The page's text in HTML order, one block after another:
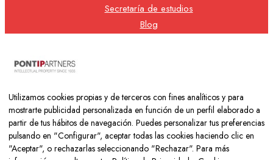
Secretaría de estudios
Blog
Utilizamos cookies propias y de terceros con fines analíticos y para
mostrarte publicidad personalizada en función de un perfil elaborado a
partir de tus hábitos de navegación. Puedes personalizar tus preferencias
pulsando en "Configurar", aceptar todas las cookies haciendo clic en
"Aceptar", o rechazarlas seleccionando "Rechazar". Para más